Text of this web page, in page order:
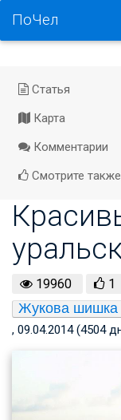
ПоЧел
Статья
Карта
Комментарии
Смотрите также
19960 1
Жукова шишка
, 09.04.2014 (4504